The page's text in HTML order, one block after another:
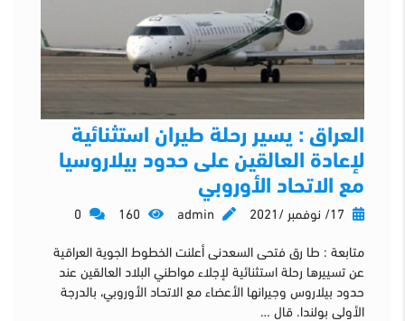
العراق : يسير رحلة طيران استثنائية
لإعادة العالقين على حدود بيلاروسيا
مع الاتحاد الأوروبي
admin
متابعة : طا رق فتحى السعدنى أعلنت الخطوط الجوية العراقية
عن تسييرها رحلة استثنائية لإجلاء مواطني البلاد العالقين عند
حدود بيلاروس وجيرانها الأعضاء مع الاتحاد الأوروبي، بالدرجة
الأولى بولندا. قال …